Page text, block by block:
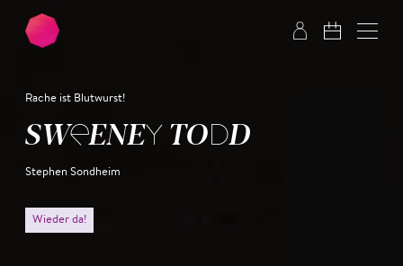
Zum Hauptinhalt springen Zum Footer springen
Rache ist Blutwurst!
SWEENEY TODD
Stephen Sondheim
Wieder da!